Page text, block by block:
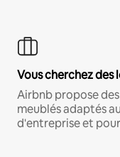
Vous cherchez
Airbnb propose
meublés adaptés
d'entreprise et